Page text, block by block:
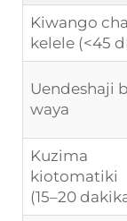
Kiwango cha
kelele (<45
Uendeshaji
waya
Kuzima
kiotomatiki
(15–20